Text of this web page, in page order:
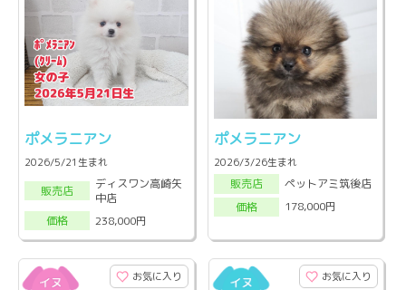
ポメラニアン
2026/5/21生まれ
販売店
ディスワン高崎矢
中店
価格
238,000円
ポメラニアン
2026/3/26生まれ
販売店
ペットアミ筑後店
価格
178,000円
お気に入り お気に入り